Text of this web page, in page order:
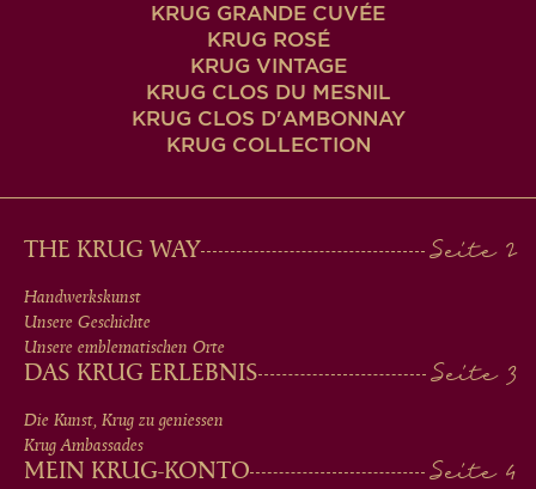
KRUG GRANDE CUVÉE
KRUG ROSÉ
KRUG VINTAGE
KRUG CLOS DU MESNIL
KRUG CLOS D'AMBONNAY
KRUG COLLECTION
MAIN
MEN
IN
FOOTER
THE KRUG WAY
Handwerkskunst
Unsere Geschichte
Unsere emblematischen Orte
DAS KRUG ERLEBNIS
Die Kunst, Krug zu geniessen
Krug Ambassades
MEIN KRUG-KONTO